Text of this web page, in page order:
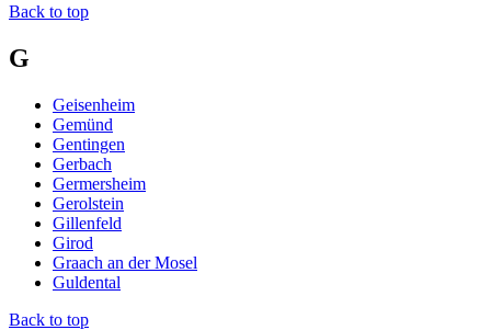
Back to top
G
Geisenheim
Gemünd
Gentingen
Gerbach
Germersheim
Gerolstein
Gillenfeld
Girod
Graach an der Mosel
Guldental
Back to top